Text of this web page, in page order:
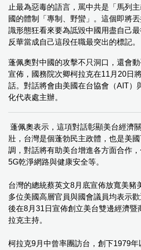
止最為惡毒的語言，罵中共是「馬列
國的體制「專制、野蠻」。這個即將
識形態狂看來要為詆毀中國用盡自己
反華當成自己這段任職最突出的標記。
蓬佩奧對中國的攻擊不只洞口，還會
宣佈，國務院次卿柯拉克在11月20日
話。對話將會由美國在台協會（AIT）
化代表處主辦。
蓬佩奧表示，這項對話彰顯美台經濟
壯，台灣是個蓬勃民主政體，也是美
調，對話將有助美台增進各方面合作，
5G乾淨網路與健康安全等。
台灣的總統蔡英文8月底宣佈放寬美豬
多位美國高層官員與國會議員均表示
後在8月31日宣佈創立美台雙邊經濟暨
拉克主持。
柯拉克9月中曾率團訪台，創下1979